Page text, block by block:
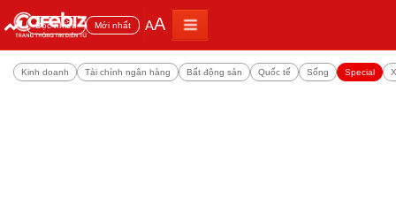
Đọc nhiều Mới nhất AA
Kinh doanh Tài chính ngân hàng Bất động sản Quốc tế Sống Special